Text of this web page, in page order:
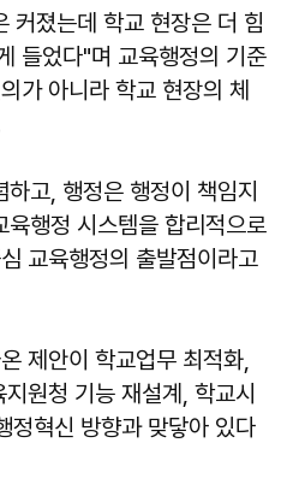
커졌는데 학교 현장은 더 힘
들었다"며 교육행정의 기준
가 아니라 학교 현장의 체
고, 행정은 행정이 책임지
행정 시스템을 합리적으로
교육행정의 출발점이라고
제안이 학교업무 최적화,
원청 기능 재설계, 학교시
정혁신 방향과 맞닿아 있다